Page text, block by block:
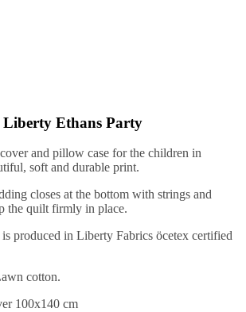
Ethans Party
and pillow case for the children in
soft and durable print.
closes at the bottom with strings and
the quilt firmly in place.
produced in Liberty Fabrics öcetex certified
cotton.
100x140 cm